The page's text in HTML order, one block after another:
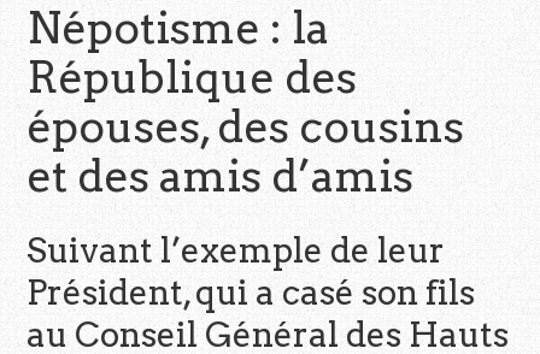
Népotisme : la
République des
épouses, des cousins
et des amis d’amis
Suivant l’exemple de leur
Président, qui a casé son fils
au Conseil Général des Hauts